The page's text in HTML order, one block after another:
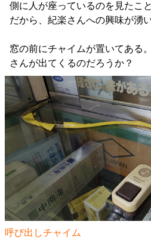
側に人が座っているのを見たこ
だから、紀楽さんへの興味が湧
窓の前にチャイムが置いてある
さんが出てくるのだろうか？
呼び出しチャイム